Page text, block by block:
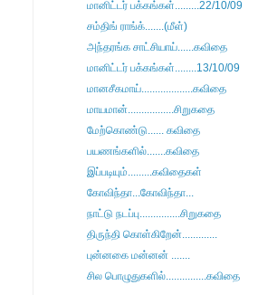
மானிட்டர் பக்கங்கள்.........22/10/09
சம்திங் ராங்க்.......(மீள்)
அந்தரங்க சாட்சியாய்......கவிதை
மானிட்டர் பக்கங்கள்........13/10/09
மானசீகமாய்...................கவிதை
மாயமான்.................சிறுகதை
மேற்கொண்டு...... கவிதை
பயணங்களில்.......கவிதை
இப்படியும்.........கவிதைகள்
கோவிந்தா...கோவிந்தா...
நாட்டு நடப்பு...............சிறுகதை
திருந்தி கொள்கிறேன்.............
புன்னகை மன்னன் .......
சில பொழுதுகளில்...............கவிதை